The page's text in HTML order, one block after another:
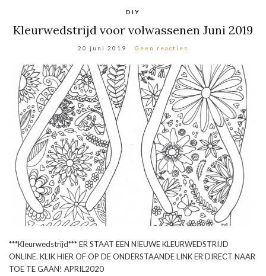
DIY
Kleurwedstrijd voor volwassenen Juni 2019
20 juni 2019 Geen reacties
***Kleurwedstrijd*** ER STAAT EEN NIEUWE KLEURWEDSTRIJD
ONLINE. KLIK HIER OF OP DE ONDERSTAANDE LINK ER DIRECT NAAR
TOE TE GAAN! APRIL2020